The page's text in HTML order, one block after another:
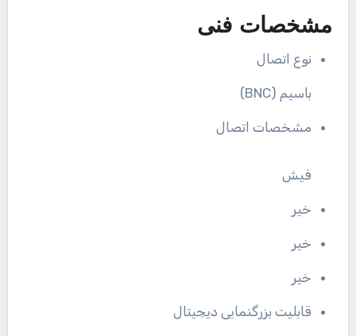
مشخصات فنی
نوع اتصال
باسیم (BNC)
مشخصات اتصال
فیش
خیر
خیر
خیر
قابلیت بزرگنمایی دیجیتال